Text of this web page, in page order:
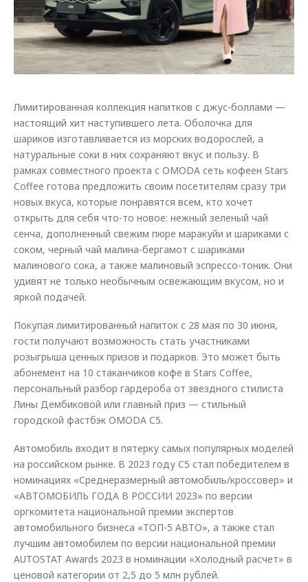
Страхование
Кредитный калькулятор
Аксессуары
Оригинальные аксессуары
Запчасти
Трейд-ин
Калькулятор трейд-ин
Клиентская поддержка
O&J Автоклуб
Клуб владельцев OMODA
Аксессуары
Одежда и сувениры
Оригинальные аксессуары
Запчасти
Обратная связь
Лимитированная коллекция напитков с джус-боллами —
настоящий хит наступившего лета. Оболочка для
шариков изготавливается из морских водорослей, а
натуральные соки в них сохраняют вкус и пользу. В
рамках совместного проекта с OMODA сеть кофеен Stars
Coffee готова предложить своим посетителям сразу три
новых вкуса, которые понравятся всем, кто хочет
открыть для себя что-то новое: нежный зеленый чай
сенча, дополненный свежим пюре маракуйи и шариками с
соком, черный чай малина-бергамот с шариками
малинового сока, а также малиновый эспрессо-тоник. Они
удивят не только необычным освежающим вкусом, но и
яркой подачей.
Покупая лимитированный напиток с 28 мая по 30 июня,
гости получают возможность стать участниками
розыгрыша ценных призов и подарков. Это может быть
абонемент на 10 стаканчиков кофе в Stars Coffee,
персональный разбор гардероба от звездного стилиста
Лины Дембиковой или главный приз — стильный
городской фастбэк OMODA C5.
Автомобиль входит в пятерку самых популярных моделей
на российском рынке. В 2023 году C5 стал победителем в
номинациях «Среднеразмерный автомобиль/кроссовер» и
«АВТОМОБИЛЬ ГОДА В РОССИИ 2023» по версии
оргкомитета национальной премии экспертов
автомобильного бизнеса «ТОП-5 АВТО», а также стал
лучшим автомобилем по версии национальной премии
AUTOSTAT Awards 2023 в номинации «Холодный расчет» в
ценовой категории от 2,5 до 5 млн рублей.